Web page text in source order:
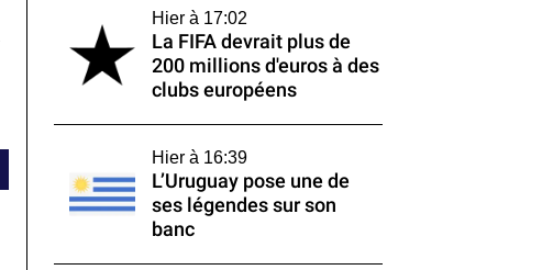
Hier à 17:02
La FIFA devrait plus de
200 millions d'euros à des
clubs européens
Hier à 16:39
L’Uruguay pose une de
ses légendes sur son
banc